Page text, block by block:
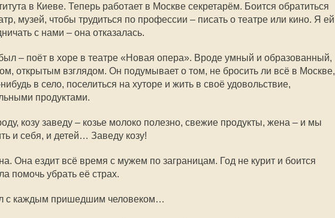
в Киеве. Теперь работает в Москве секретарём. Боится обратиться
музей, чтобы трудиться по профессии – писать о театре или кино. Я ей
с нами – она отказалась.
– поёт в хоре в театре «Новая опера». Вроде умный и образованный,
открытым взглядом. Он подумывает о том, не бросить ли всё в Москве,
в село, поселиться на хуторе и жить в своё удовольствие,
продуктами.
козу заведу – козье молоко полезно, свежие продукты, жена – и мы
и себя, и детей… Заведу козу!
Она ездит всё время с мужем по заграницам. Год не курит и боится
помочь убрать её страх.
с каждым пришедшим человеком…